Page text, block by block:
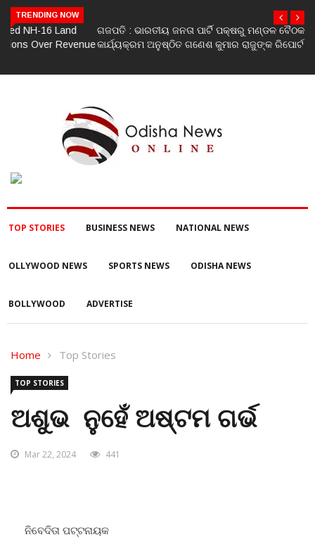
TRENDING NOW
ଗଜପତି : ଭାରତୀୟ ଜନତା ପାର୍ଟି ପକ୍ଷରୁ ମଣ୍ଡଳ ବୈଠକ ଓ ତ୍ରିରଙ୍ଗା ଯାତ୍ରା
କାର୍ଯ୍ୟକ୍ରମ ଅନୁଷ୍ଠିତ ଗଣେଶ କୁମାର ରାଜୁଙ୍କ ରିପୋର୍ଟ
ଅଶୁଭ ନୁହେଁ ଅଷ୍ଟମ ଗର୍ଭ